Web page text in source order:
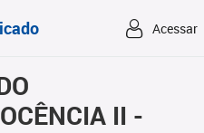
Acessar
II -